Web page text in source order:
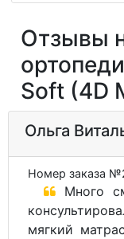
Отзывы
Soft (4D
Ольга
Номер заказа
Много
мягкий